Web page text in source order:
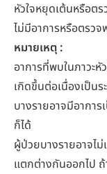
หัวใจหยุดเต้นหรือต
ไม่มีอาการหรือตรว
หมายเหตุ :
อาการที่พบในภาวะ
เกิดขึ้นต่อเนื่องเป็นร
บางรายอาจมีอาการ
ก็ได้
ผู้ป่วยบางรายอาจไ
แตกต่างกันออกไป ถ้